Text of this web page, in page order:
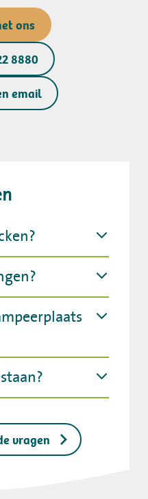
ons
8880
email
vragen